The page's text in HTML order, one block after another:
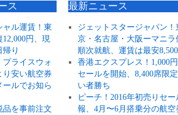
ス
ャル運賃！東
円、現
帰り
プライスウォ
り安い航空券
ルでお知ら
品を事前注文
最新ニュース
ジェットスタージャパン！
京・名古屋・大阪ーマニラ
順次就航、運賃は最安
香港エクスプレス！1,000
セールを開始、8,400席限
い者勝ち
ピーチ！2016年初売りセー
報、4月〜6月搭乗分の航空